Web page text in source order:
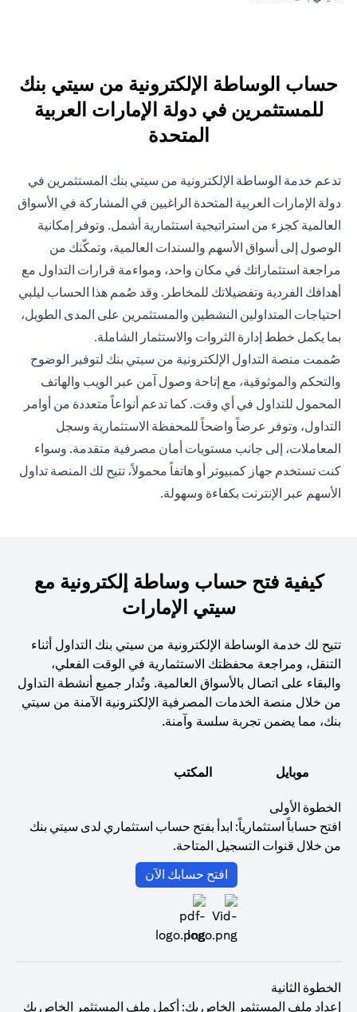
حساب الوساطة الإلكترونية من سيتي بنك
للمستثمرين في دولة الإمارات العربية
المتحدة
تدعم خدمة الوساطة الإلكترونية من سيتي بنك المستثمرين في
دولة الإمارات العربية المتحدة الراغبين في المشاركة في الأسواق
العالمية كجزء من استراتيجية استثمارية أشمل. وتوفر إمكانية
الوصول إلى أسواق الأسهم والسندات العالمية، وتمكّنك من
مراجعة استثماراتك في مكان واحد، ومواءمة قرارات التداول مع
أهدافك الفردية وتفضيلاتك للمخاطر. وقد صُمم هذا الحساب ليلبي
احتياجات المتداولين النشطين والمستثمرين على المدى الطويل،
بما يكمل خطط إدارة الثروات والاستثمار الشاملة.
صُممت منصة التداول الإلكترونية من سيتي بنك لتوفير الوضوح
والتحكم والموثوقية، مع إتاحة وصول آمن عبر الويب والهاتف
المحمول للتداول في أي وقت. كما تدعم أنواعاً متعددة من أوامر
التداول، وتوفر عرضاً واضحاً للمحفظة الاستثمارية وسجل
المعاملات، إلى جانب مستويات أمان مصرفية متقدمة. وسواء
كنت تستخدم جهاز كمبيوتر أو هاتفاً محمولاً، تتيح لك المنصة تداول
الأسهم عبر الإنترنت بكفاءة وسهولة.
كيفية فتح حساب وساطة إلكترونية مع
سيتي الإمارات
تتيح لك خدمة الوساطة الإلكترونية من سيتي بنك التداول أثناء
التنقل، ومراجعة محفظتك الاستثمارية في الوقت الفعلي،
والبقاء على اتصال بالأسواق العالمية. وتُدار جميع أنشطة التداول
من خلال منصة الخدمات المصرفية الإلكترونية الآمنة من سيتي
بنك، مما يضمن تجربة سلسة وآمنة.
موبايل المكتب
الخطوة الأولى
افتح حساباً استثمارياً: ابدأ بفتح حساب استثماري لدى سيتي بنك
من خلال قنوات التسجيل المتاحة.
افتح حسابك الآن
الخطوة الثانية
إعداد ملف المستثمر الخاص بك: أكمل ملف المستثمر الخاص بك